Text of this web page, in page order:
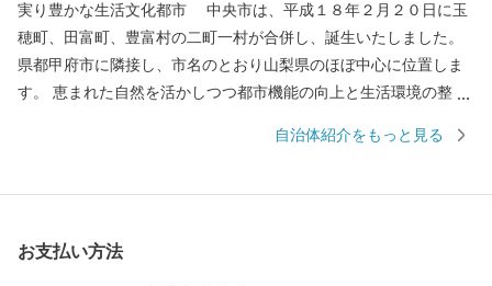
実り豊かな生活文化都市 中央市は、平成１８年２月２０日に玉
穂町、田富町、豊富村の二町一村が合併し、誕生いたしました。
県都甲府市に隣接し、市名のとおり山梨県のほぼ中心に位置しま
す。 恵まれた自然を活かしつつ都市機能の向上と生活環境の整備
山梨大学医学部周辺の市街地は、住宅地や大型ショッピングセン
都市中３１位、利便度は８位と高い評価を受けています。 市で
自治体紹介をもっと見る
お支払い方法